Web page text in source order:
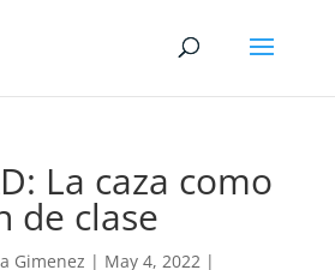
La caza como
de clase
Gimenez | May 4, 2022|